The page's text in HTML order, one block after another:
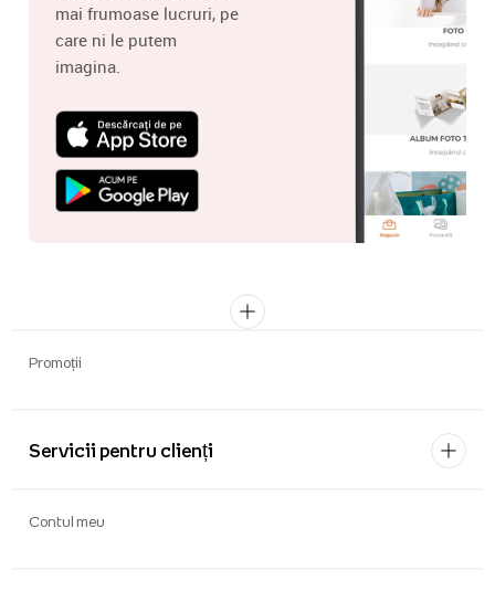
mai frumoase lucruri, pe
care ni le putem
imagina.
Promoții
Servicii pentru clienți
Contul meu